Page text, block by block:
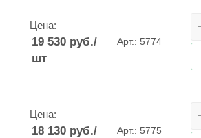
Цена:
19 530руб./
шт
Арт.: 5774
Цена:
18 130руб./
Арт.: 5775